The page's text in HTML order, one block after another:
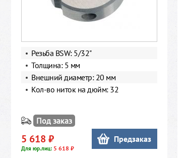
Резьба BSW: 5/32"
Толщина: 5 мм
Внешний диаметр: 20 мм
Кол-во ниток на дюйм: 32
Под заказ
5 618 ₽
Для юр.лиц: 5 618 ₽
Предзаказ